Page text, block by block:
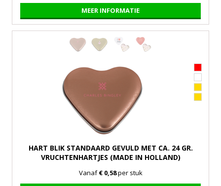
MEER INFORMATIE
HART BLIK STANDAARD GEVULD MET CA. 24 GR.
VRUCHTENHARTJES (MADE IN HOLLAND)
Vanaf€ 0,58per stuk